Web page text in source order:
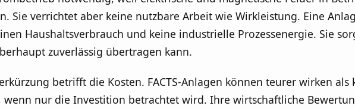
Sie verrichtet aber keine nutzbare Arbeit wie Wirkleistung. Eine
Haushaltsverbrauch und keine industrielle Prozessenergie. Sie
zuverlässig übertragen kann.
betrifft die Kosten. FACTS-Anlagen können teurer wirken
wenn nur die Investition betrachtet wird. Ihre wirtschaftliche